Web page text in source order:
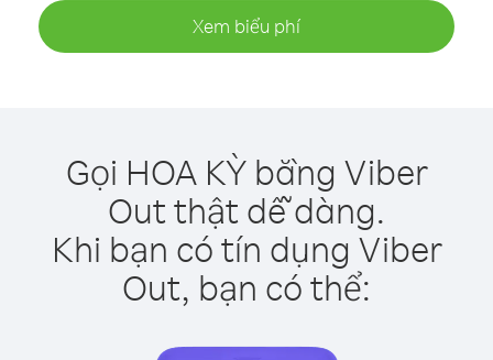
Xem biểu phí
Gọi HOA KỲ bằng Viber
Out thật dễ dàng.
Khi bạn có tín dụng Viber
Out, bạn có thể: